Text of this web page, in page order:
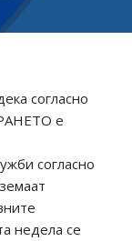
согласно
е
согласно
недела се